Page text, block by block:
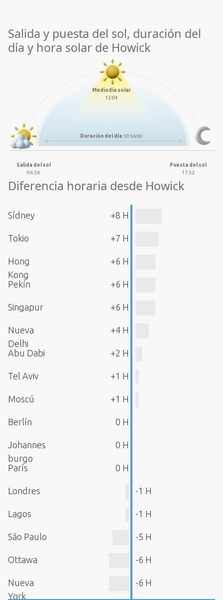
Salida y puesta del sol, duración del
día y hora solar de Howick
Mediodía solar
12:04
Duración del día 10:56:00
Salida del sol
06:36
Puesta del sol
17:32
Diferencia horaria desde Howick
Sídney +8 H
Tokio +7 H
Hong
Kong
+6 H
Pekín +6 H
Singapur +6 H
Nueva
Delhi
+4 H
Abu Dabi +2 H
Tel Aviv +1 H
Moscú +1 H
Berlín 0 H
Johannes
burgo
0 H
París 0 H
Londres -1 H
Lagos -1 H
São Paulo -5 H
Ottawa -6 H
Nueva
York
-6 H